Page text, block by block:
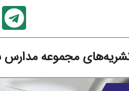
مجموعه مدارس